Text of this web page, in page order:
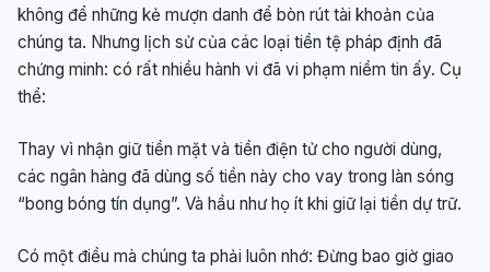
không để những kẻ mượn danh để bòn rút tài khoản của
chúng ta. Nhưng lịch sử của các loại tiền tệ pháp định đã
chứng minh: có rất nhiều hành vi đã vi phạm niềm tin ấy. Cụ
thể:
Thay vì nhận giữ tiền mặt và tiền điện tử cho người dùng,
các ngân hàng đã dùng số tiền này cho vay trong làn sóng
“bong bóng tín dụng”. Và hầu như họ ít khi giữ lại tiền dự trữ.
Có một điều mà chúng ta phải luôn nhớ: Đừng bao giờ giao